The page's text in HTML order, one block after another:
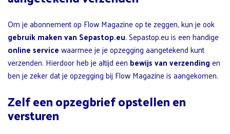
Om je abonnement op Flow Magazine op te zeggen, kun je ook
gebruik maken van Sepastop.eu. Sepastop.eu is een handige
online servicewaarmee je je opzegging aangetekend kunt
verzenden. Hierdoor heb je altijd een bewijs van verzendingen
ben je zeker dat je opzegging bij Flow Magazine is aangekomen.
Zelf een opzegbrief opstellen en
versturen